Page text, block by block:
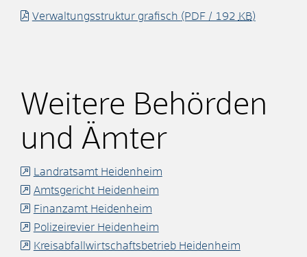
Verwaltungsstruktur grafisch (PDF / 192 KB)
Weitere Behörden
und Ämter
Landratsamt Heidenheim
Amtsgericht Heidenheim
Finanzamt Heidenheim
Polizeirevier Heidenheim
Kreisabfallwirtschaftsbetrieb Heidenheim